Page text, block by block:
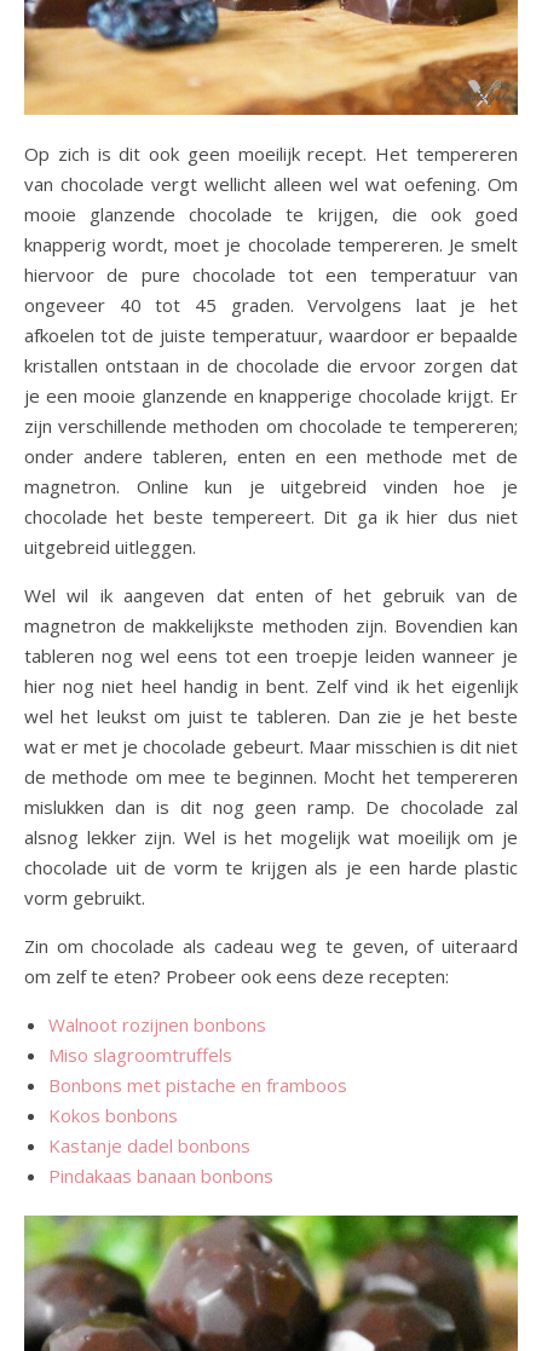
Op zich is dit ook geen moeilijk recept. Het tempereren
van chocolade vergt wellicht alleen wel wat oefening. Om
mooie glanzende chocolade te krijgen, die ook goed
knapperig wordt, moet je chocolade tempereren. Je smelt
hiervoor de pure chocolade tot een temperatuur van
ongeveer 40 tot 45 graden. Vervolgens laat je het
afkoelen tot de juiste temperatuur, waardoor er bepaalde
kristallen ontstaan in de chocolade die ervoor zorgen dat
je een mooie glanzende en knapperige chocolade krijgt. Er
zijn verschillende methoden om chocolade te tempereren;
onder andere tableren, enten en een methode met de
magnetron. Online kun je uitgebreid vinden hoe je
chocolade het beste tempereert. Dit ga ik hier dus niet
uitgebreid uitleggen.
Wel wil ik aangeven dat enten of het gebruik van de
magnetron de makkelijkste methoden zijn. Bovendien kan
tableren nog wel eens tot een troepje leiden wanneer je
hier nog niet heel handig in bent. Zelf vind ik het eigenlijk
wel het leukst om juist te tableren. Dan zie je het beste
wat er met je chocolade gebeurt. Maar misschien is dit niet
de methode om mee te beginnen. Mocht het tempereren
mislukken dan is dit nog geen ramp. De chocolade zal
alsnog lekker zijn. Wel is het mogelijk wat moeilijk om je
chocolade uit de vorm te krijgen als je een harde plastic
vorm gebruikt.
Zin om chocolade als cadeau weg te geven, of uiteraard
om zelf te eten? Probeer ook eens deze recepten:
Walnoot rozijnen bonbons
Miso slagroomtruffels
Bonbons met pistache en framboos
Kokos bonbons
Kastanje dadel bonbons
Pindakaas banaan bonbons